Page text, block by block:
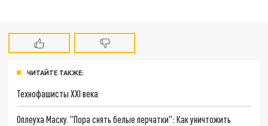
ЧИТАЙТЕ ТАКЖЕ:
Технофашисты XXI века
Оплеуха Маску. "Пора снять белые перчатки": Как уничтожить